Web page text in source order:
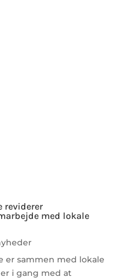
reviderer
med lokale
er sammen med lokale
i gang med at